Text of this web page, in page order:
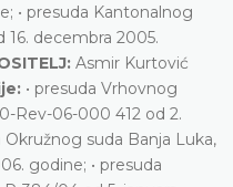
• presuda Kantonalnog
16. decembra 2005.
Asmir Kurtović
• presuda Vrhovnog
Rev-06-000 412 od 2.
suda Banja Luka,
godine; • presuda